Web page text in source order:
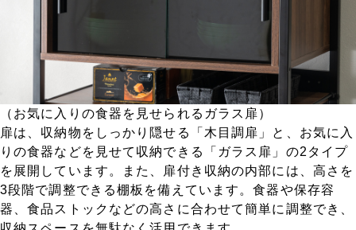
（お気に入りの食器を見せられるガラス扉）
扉は、収納物をしっかり隠せる「木目調扉」と、お気に入
りの食器などを見せて収納できる「ガラス扉」の2タイプ
を展開しています。また、扉付き収納の内部には、高さを
3段階で調整できる棚板を備えています。食器や保存容
器、食品ストックなどの高さに合わせて簡単に調整でき、